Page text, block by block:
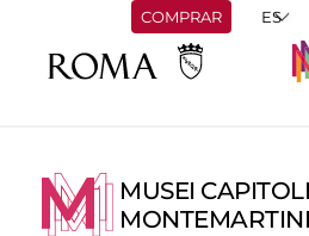
COMPRAR
MUSEI
MONTEMARTINI